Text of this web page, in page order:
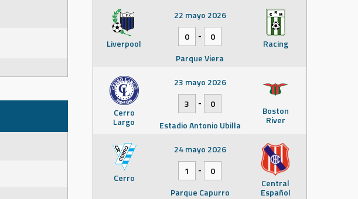
Liverpool Racing
22 mayo 2026
0
-
0
Parque Viera
Cerro
Largo
Boston
River
23 mayo 2026
3
-
0
Estadio Antonio Ubilla
Cerro Central
Español
24 mayo 2026
1
-
0
Parque Capurro